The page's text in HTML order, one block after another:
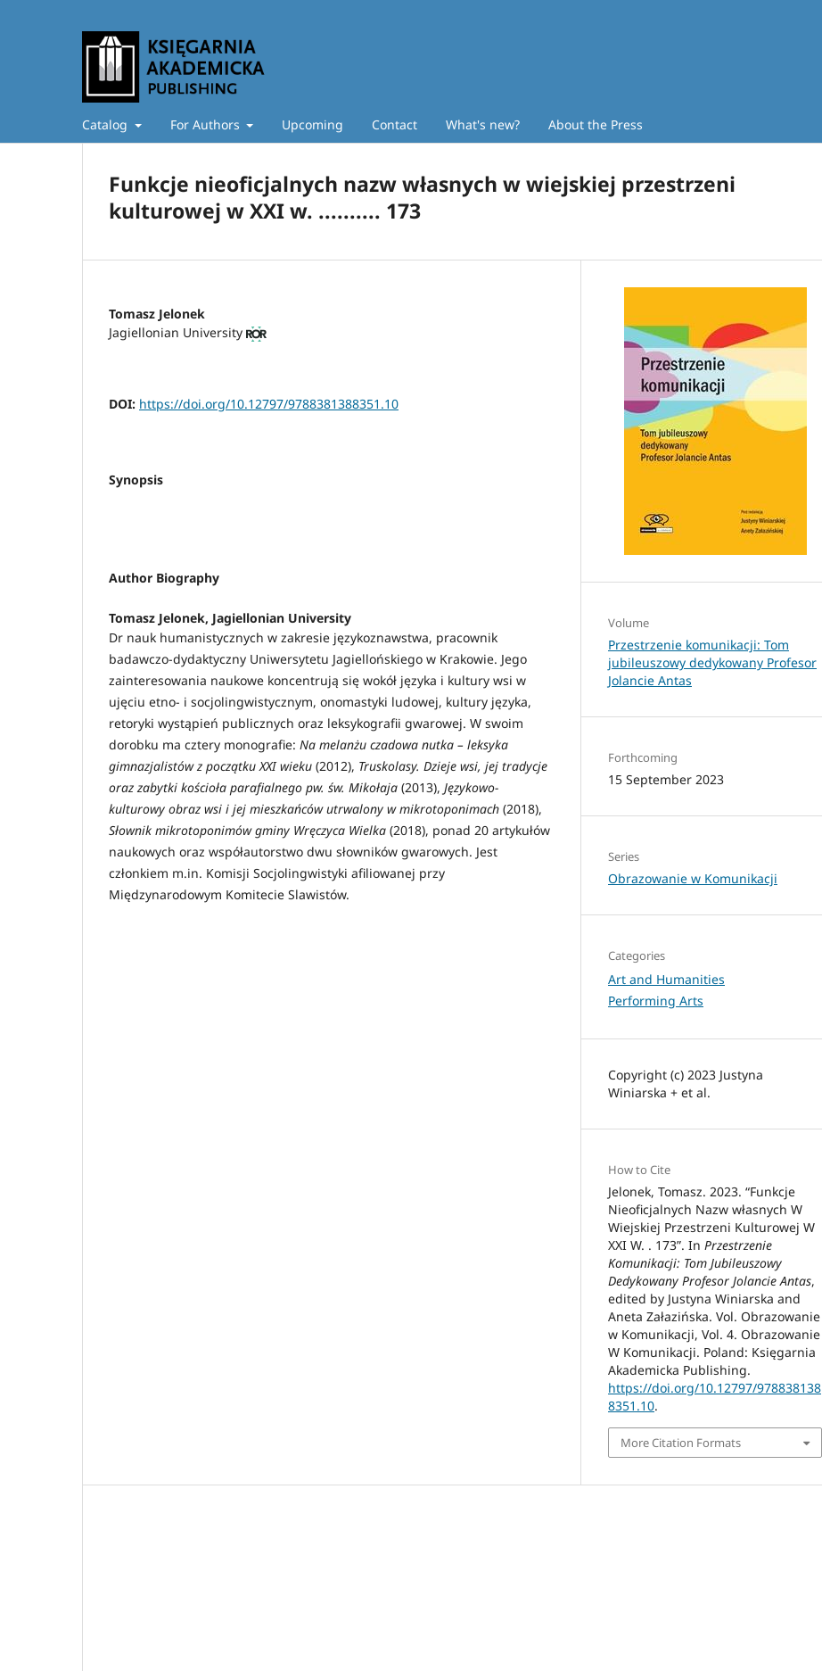
Catalog For Authors Upcoming Contact What's new? About the Press
Funkcje nieoficjalnych nazw własnych w wiejskiej przestrzeni
kulturowej w XXI w. .......... 173
Tomasz Jelonek
Jagiellonian University
DOI: https://doi.org/10.12797/9788381388351.10
Synopsis
Author Biography
Tomasz Jelonek, Jagiellonian University
Dr nauk humanistycznych w zakresie językoznawstwa, pracownik
badawczo-dydaktyczny Uniwersytetu Jagiellońskiego w Krakowie. Jego
zainteresowania naukowe koncentrują się wokół języka i kultury wsi w
ujęciu etno- i socjolingwistycznym, onomastyki ludowej, kultury języka,
retoryki wystąpień publicznych oraz leksykografii gwarowej. W swoim
dorobku ma cztery monografie: Na melanżu czadowa nutka – leksyka
gimnazjalistów z początku XXI wieku (2012), Truskolasy. Dzieje wsi, jej tradycje
oraz zabytki kościoła parafialnego pw. św. Mikołaja (2013), Językowo-
kulturowy obraz wsi i jej mieszkańców utrwalony w mikrotoponimach (2018),
Słownik mikrotoponimów gminy Wręczyca Wielka (2018), ponad 20 artykułów
naukowych oraz współautorstwo dwu słowników gwarowych. Jest
członkiem m.in. Komisji Socjolingwistyki afiliowanej przy
Międzynarodowym Komitecie Slawistów.
Volume
Przestrzenie komunikacji: Tom
jubileuszowy dedykowany Profesor
Jolancie Antas
Forthcoming
15 September 2023
Series
Obrazowanie w Komunikacji
Categories
Art and Humanities
Performing Arts
Copyright (c) 2023 Justyna
Winiarska + et al.
How to Cite
Jelonek, Tomasz. 2023. “Funkcje
Nieoficjalnych Nazw własnych W
Wiejskiej Przestrzeni Kulturowej W
XXI W. . 173”. In Przestrzenie
Komunikacji: Tom Jubileuszowy
Dedykowany Profesor Jolancie Antas,
edited by Justyna Winiarska and
Aneta Załazińska. Vol. Obrazowanie
w Komunikacji, Vol. 4. Obrazowanie
W Komunikacji. Poland: Księgarnia
Akademicka Publishing.
https://doi.org/10.12797/978838138
8351.10.
More Citation Formats